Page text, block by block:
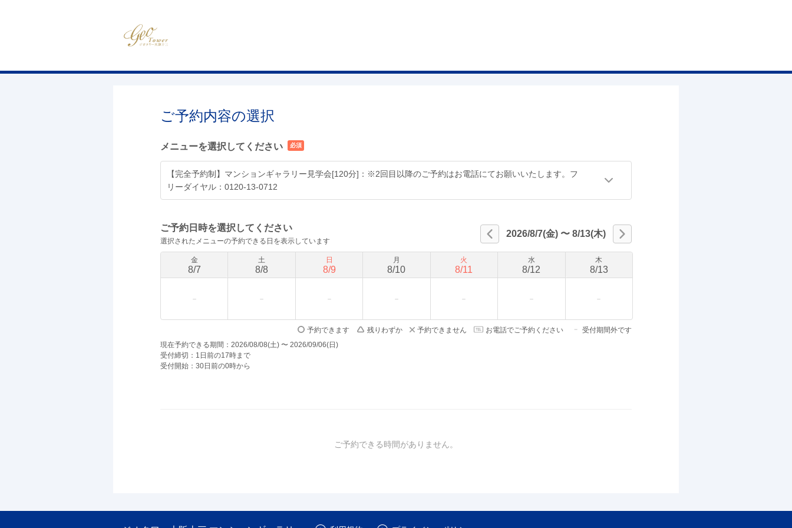
ご予約内容の選択
メニューを選択してください 必須
【完全予約制】マンションギャラリー見学会[120分]：※2回目以降のご予約はお電話にてお願いいたします。フ
リーダイヤル：0120-13-0712
ご予約日時を選択してください
選択されたメニューの予約できる日を表示しています
2026/8/7(金) 〜 8/13(木)
金
8/7
土
8/8
日
8/9
月
8/10
火
8/11
水
8/12
木
8/13
予約できます 残りわずか 予約できません お電話でご予約ください
受付期間外です
現在予約できる期間：2026/08/08(土) 〜 2026/09/06(日)
受付締切：1日前の17時まで
受付開始：30日前の0時から
ご予約できる時間がありません。